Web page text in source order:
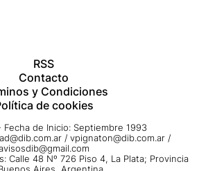
RSS
Contacto
y Condiciones
de cookies
de Inicio: Septiembre 1993
/ vpignaton@dib.com.ar /
Calle 48 Nº 726 Piso 4, La Plata; Provincia
Aires, Argentina